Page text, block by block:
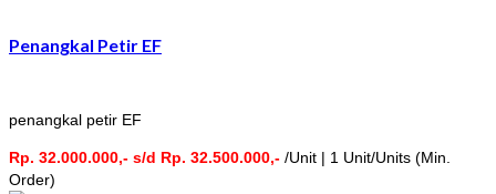
Penangkal Petir EF
penangkal petir EF
Rp. 32.000.000,- s/d Rp. 32.500.000,- /Unit | 1 Unit/Units (Min.
Order)